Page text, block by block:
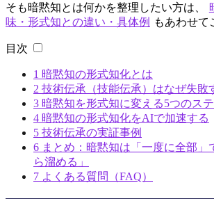
そも暗黙知とは何かを整理したい方は、
味・形式知との違い・具体例
もあわせて
目次
1 暗黙知の形式知化とは
2 技術伝承（技能伝承）はなぜ失敗
3 暗黙知を形式知に変える5つのス
4 暗黙知の形式知化をAIで加速する
5 技術伝承の実証事例
6 まとめ：暗黙知は「一度に全部」
ら溜める」
7 よくある質問（FAQ）